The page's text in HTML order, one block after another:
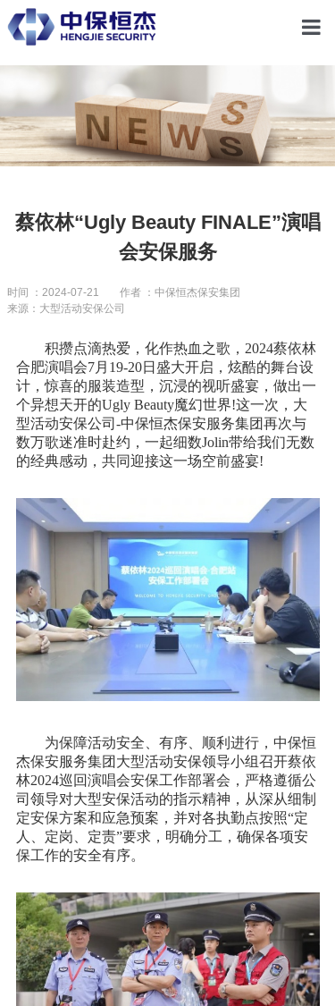
关
人
蔡依林“Ugly Beauty FINALE”演唱
会安保服务
时间 ：2024-07-21
作者 ：中保恒杰保安集团
来源：大型活动安保公司
积攒点滴热爱，化作热血之歌，2024蔡依林
合肥演唱会7月19-20日盛大开启，炫酷的舞台设
计，惊喜的服装造型，沉浸的视听盛宴，做出一
个异想天开的Ugly Beauty魔幻世界!这一次，大
型活动安保公司-中保恒杰保安服务集团再次与
数万歌迷准时赴约，一起细数Jolin带给我们无数
的经典感动，共同迎接这一场空前盛宴!
为保障活动安全、有序、顺利进行，中保恒
杰保安服务集团大型活动安保领导小组召开蔡依
林2024巡回演唱会安保工作部署会，严格遵循公
司领导对大型安保活动的指示精神，从深从细制
定安保方案和应急预案，并对各执勤点按照“定
人、定岗、定责”要求，明确分工，确保各项安
保工作的安全有序。